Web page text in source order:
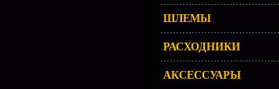
ШЛЕМЫ
РАСХОДНИКИ
АКСЕССУАРЫ